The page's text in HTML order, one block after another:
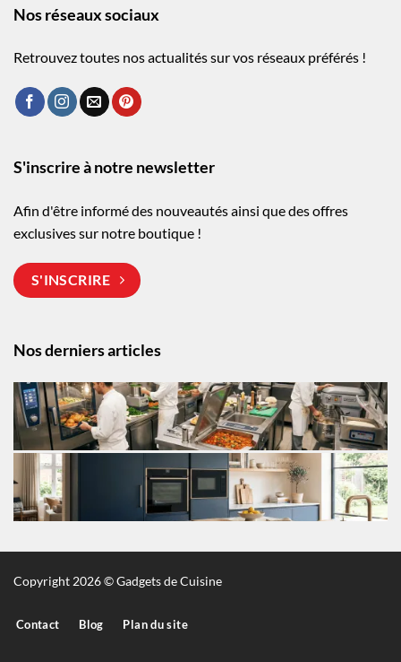
Nos réseaux sociaux
Retrouvez toutes nos actualités sur vos réseaux préférés !
Nos derniers articles
S'inscrire à notre newsletter
Afin d'être informé des nouveautés ainsi que des offres
exclusives sur notre boutique !
S'INSCRIRE
Copyright 2026 © Gadgets de Cuisine
Contact Blog Plan du site